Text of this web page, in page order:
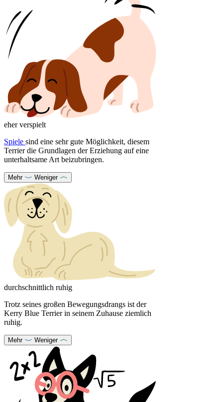
eher verspielt
Spiele sind eine sehr gute Möglichkeit, diesem
Terrier die Grundlagen der Erziehung auf eine
unterhaltsame Art beizubringen.
Mehr Weniger
durchschnittlich ruhig
Trotz seines großen Bewegungsdrangs ist der
Kerry Blue Terrier in seinem Zuhause ziemlich
ruhig.
Mehr Weniger